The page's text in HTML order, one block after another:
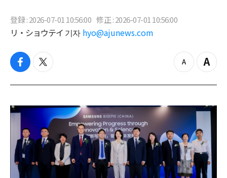
登録 : 2026-07-01 10:56:00 修正 : 2026-07-01 10:56:00
リ・ショウテイ 기자 hyo@ajunews.com
f
c
b
o
k
t
i
t
z
o
o
u
t
Z
o
i
n